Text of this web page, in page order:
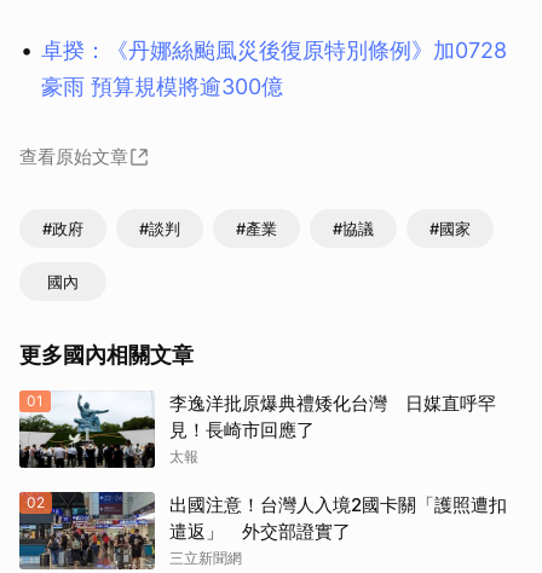
卓揆：《丹娜絲颱風災後復原特別條例》加0728
豪雨 預算規模將逾300億
查看原始文章
#政府 #談判 #產業 #協議 #國家
國內
更多國內相關文章
01
李逸洋批原爆典禮矮化台灣 日媒直呼罕
見！長崎市回應了
太報
02
出國注意！台灣人入境2國卡關「護照遭扣
遣返」 外交部證實了
三立新聞網